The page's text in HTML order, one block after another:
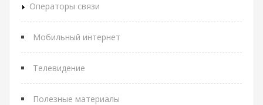
Операторы связи
Мобильный интернет
Телевидение
Полезные материалы